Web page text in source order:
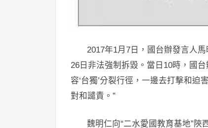
2017年1月7日，國台辦發言人
26日非法強制拆毀。當日10時，國
容‘台獨’分裂行徑，一邊去打擊和
對和譴責。”
魏明仁向“二水愛國教育基地”